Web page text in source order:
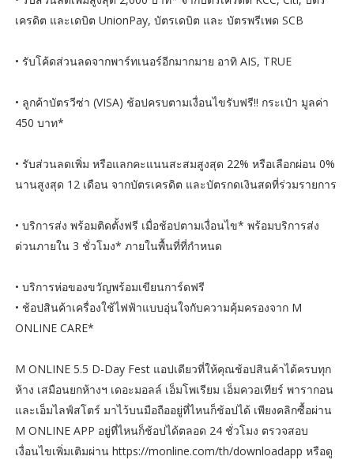
เครดิต และเดบิต UnionPay, บัตรเดบิต และ บัตรพรีเพด SCB
• รับโค้ดส่วนลดจากพาร์ทเนอร์อีกมากมาย อาทิ AIS, TRUE
• ลูกค้าบัตรวีซ่า (VISA) ช้อปครบตามเงื่อนไขรับฟรี!! กระเป๋า มูลค่า
450 บาท*
• รับส่วนลดเพิ่ม หรือแลกคะแนนสะสมสูงสุด 22% หรือเลือกผ่อน 0%
นานสูงสุด 12 เดือน จากบัตรเครดิต และบัตรกดเงินสดที่ร่วมรายการ
• บริการส่ง พร้อมติดตั้งฟรี เมื่อช้อปตามเงื่อนไข* พร้อมบริการส่ง
ด่วนภายใน 3 ชั่วโมง* ภายในพื้นที่ที่กำหนด
• บริการห่อของขวัญพร้อมเขียนการ์ดฟรี
• ช้อปสินค้าเครื่องใช้ไฟฟ้าแบบอุ่นใจกับความคุ้มครองจาก M
ONLINE CARE*
M ONLINE 5.5 D-Day Fest แอปเดียวที่ให้คุณช้อปสินค้าได้ครบทุก
ห้าง เสมือนยกห้างฯ เดอะมอลล์ เอ็มโพเรียม เอ็มควอเทียร์ พารากอน
และเอ็มไลฟ์สโตร์ มาไว้บนมือถืออยู่ที่ไหนก็ช้อปได้ เพียงคลิกซื้อผ่าน
M ONLINE APP อยู่ที่ไหนก็ช้อปได้ตลอด 24 ชั่วโมง ตรวจสอบ
เงื่อนไขเพิ่มเติมผ่าน https://monline.com/th/downloadapp หรือดู